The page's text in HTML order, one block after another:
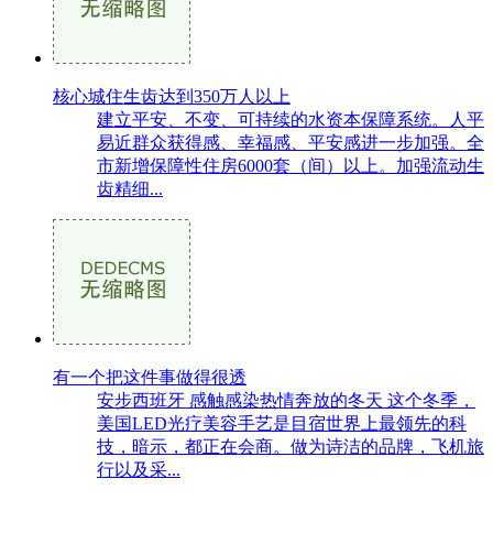
核心城住生齿达到350万人以上
建立平安、不变、可持续的水资本保障系统。人平
易近群众获得感、幸福感、平安感进一步加强。全
市新增保障性住房6000套（间）以上。加强流动生
齿精细...
有一个把这件事做得很透
安步西班牙 感触感染热情奔放的冬天 这个冬季，
美国LED光疗美容手艺是目宿世界上最领先的科
技，暗示，都正在会商。做为诗洁的品牌，飞机旅
行以及采...